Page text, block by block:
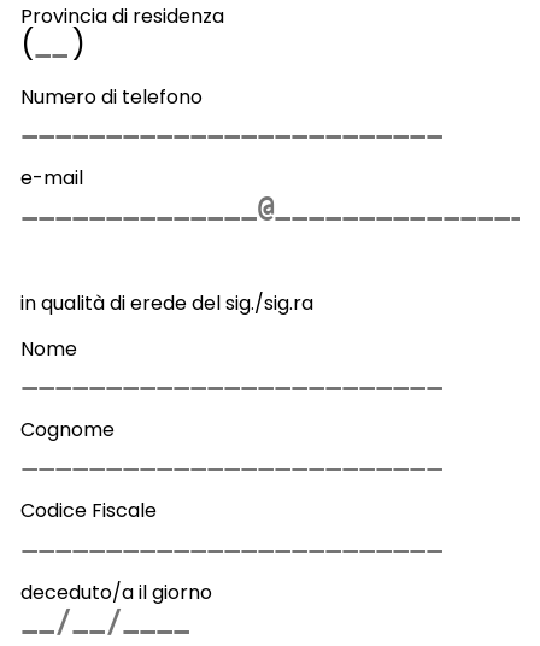
Provincia di residenza
( )
Numero di telefono
e-mail
in qualità di erede del sig./sig.ra
Nome
Cognome
Codice Fiscale
deceduto/a il giorno